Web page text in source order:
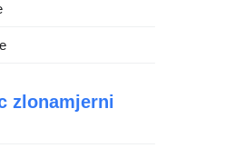
zlonamjerni